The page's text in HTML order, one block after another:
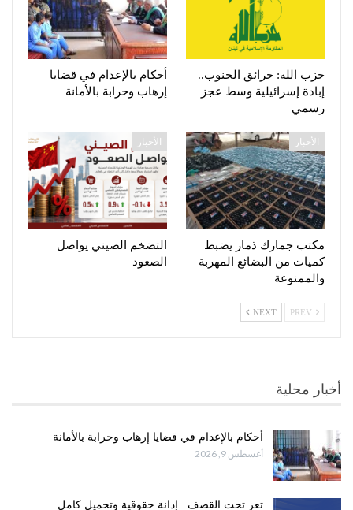
حزب الله: حرائق الجنوب..
إبادة إسرائيلية وسط عجز
رسمي
أحكام بالإعدام في قضايا
إرهاب وحرابة بالأمانة
الأخبار
مكتب جمارك ذمار يضبط
كميات من البضائع المهربة
والممنوعة
الأخبار
التضخم الصيني يواصل
الصعود
NEXT
أخبار محلية
أحكام بالإعدام في قضايا إرهاب وحرابة بالأمانة
أغسطس 9, 2026
تعز تحت القصف.. إدانة حقوقية وتحميل كامل